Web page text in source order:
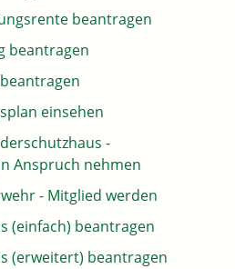
beantragen
beantragen
einsehen
-
Anspruch nehmen
- Mitglied werden
(einfach) beantragen
(erweitert) beantragen